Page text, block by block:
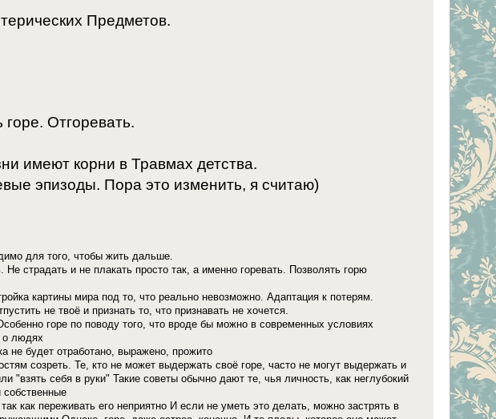
Предметов.
Отгоревать.
имеют корни в Травмах детства.
эпизоды. Пора это изменить, я считаю)
для того, чтобы жить дальше.
страдать и не плакать просто так, а именно горевать. Позволять горю
картины мира под то, что реально невозможно. Адаптация к потерям.
не твоё и признать то, что признавать не хочется. ⠀
горе по поводу того, что вроде бы можно в современных условиях
о людях
не будет отработано, выражено, прожито
созреть. Те, кто не может выдержать своё горе, часто не могут выдержать и
"взять себя в руки" Такие советы обычно дают те, чья личность, как неглубокий
собственные
как переживать его неприятно И если не уметь это делать, можно застрять в